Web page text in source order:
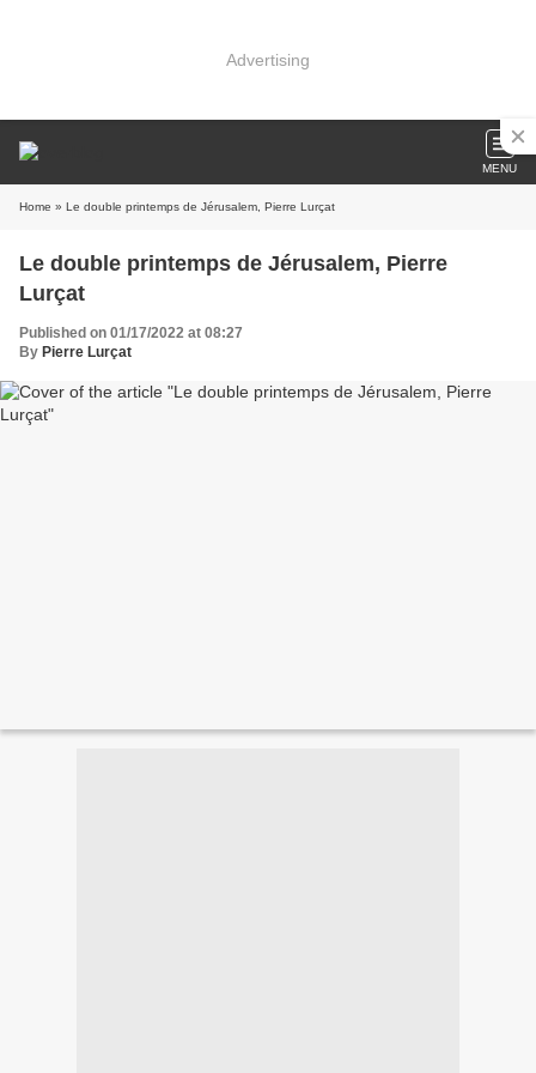
Advertising
MENU
Home » Le double printemps de Jérusalem, Pierre Lurçat
Le double printemps de Jérusalem, Pierre
Lurçat
Published on 01/17/2022 at 08:27
By Pierre Lurçat